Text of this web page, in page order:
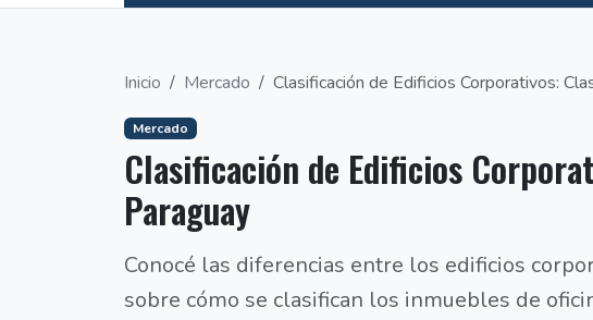
Inicio Mercado Clasificación de Edificios Corporativos:
Mercado
Clasificación de Edificios
Paraguay
Conocé las diferencias entre los edificios
sobre cómo se clasifican los inmuebles de